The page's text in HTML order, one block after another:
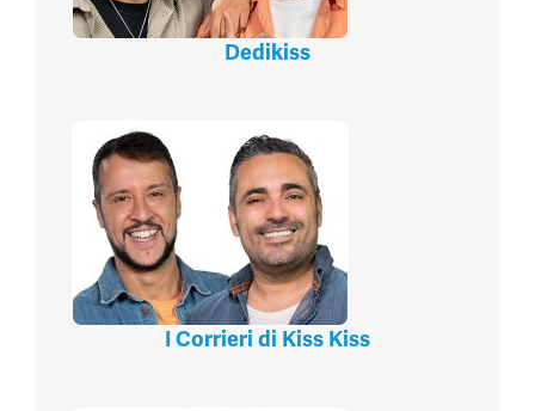
Dedikiss
I Corrieri di Kiss Kiss